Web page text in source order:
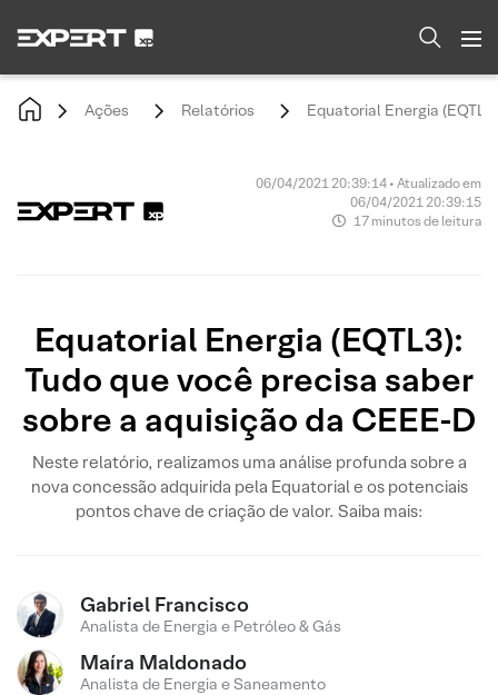
Ações Relatórios Equatorial Energia
06/04/2021 20:39:14 • Atualizado em
06/04/2021 20:39:15
17 minutos de leitura
Equatorial Energia (EQTL3):
Tudo que você precisa saber
sobre a aquisição da CEEE-D
Neste relatório, realizamos uma análise profunda sobre a
nova concessão adquirida pela Equatorial e os potenciais
pontos chave de criação de valor. Saiba mais:
Gabriel Francisco
Analista de Energia e Petróleo & Gás
Maíra Maldonado
Analista de Energia e Saneamento